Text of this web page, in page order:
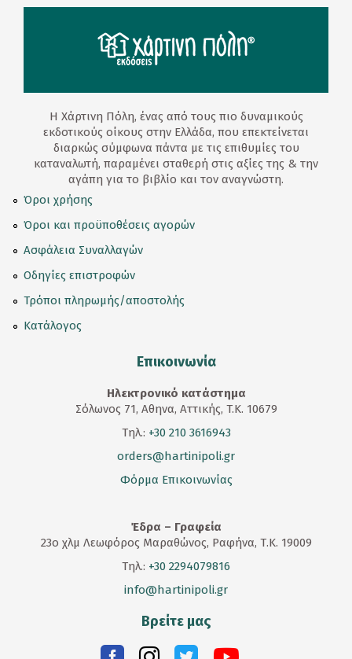
Η Χάρτινη Πόλη, ένας από τους πιο δυναμικούς
εκδοτικούς οίκους στην Ελλάδα, που επεκτείνεται
διαρκώς σύμφωνα πάντα με τις επιθυμίες του
καταναλωτή, παραμένει σταθερή στις αξίες της & την
αγάπη για το βιβλίο και τον αναγνώστη.
Όροι χρήσης
Όροι και προϋποθέσεις αγορών
Ασφάλεια Συναλλαγών
Οδηγίες επιστροφών
Τρόποι πληρωμής/αποστολής
Κατάλογος
Επικοινωνία
Ηλεκτρονικό κατάστημα
Σόλωνος 71, Αθηνα, Αττικής, T.K. 10679
Τηλ.: +30 210 3616943
orders@hartinipoli.gr
Φόρμα Επικοινωνίας
Έδρα – Γραφεία
23ο χλμ Λεωφόρος Μαραθώνος, Ραφήνα, Τ.Κ. 19009
Τηλ.: +30 2294079816
info@hartinipoli.gr
Βρείτε μας